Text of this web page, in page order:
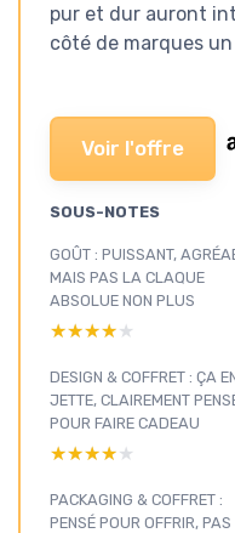
pur et dur auront
côté de marques
Voir l'offre
SOUS-NOTES
GOÛT : PUISSANT,
MAIS PAS LA CLAQUE
ABSOLUE NON PLUS
★★★★★
★★★★★
DESIGN & COFFRET : ÇA
JETTE, CLAIREMENT
POUR FAIRE CADEAU
★★★★★
★★★★★
PACKAGING & COFFRET :
PENSÉ POUR OFFRIR, PAS